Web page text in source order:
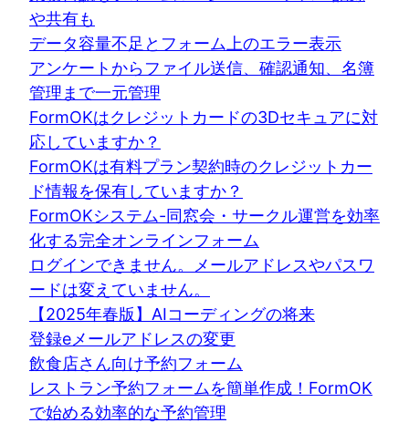
や共有も
データ容量不足とフォーム上のエラー表示
アンケートからファイル送信、確認通知、名簿
管理まで一元管理
FormOKはクレジットカードの3Dセキュアに対
応していますか？
FormOKは有料プラン契約時のクレジットカー
ド情報を保有していますか？
FormOKシステム-同窓会・サークル運営を効率
化する完全オンラインフォーム
ログインできません。メールアドレスやパスワ
ードは変えていません。
【2025年春版】AIコーディングの将来
登録eメールアドレスの変更
飲食店さん向け予約フォーム
レストラン予約フォームを簡単作成！FormOK
で始める効率的な予約管理